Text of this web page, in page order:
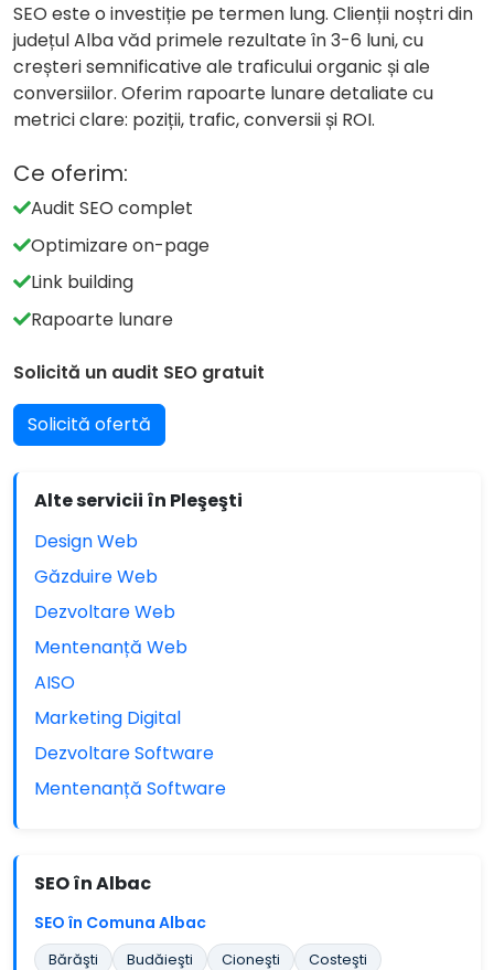
SEO este o investiție pe termen lung. Clienții noștri din
județul Alba văd primele rezultate în 3-6 luni, cu
creșteri semnificative ale traficului organic și ale
conversiilor. Oferim rapoarte lunare detaliate cu
metrici clare: poziții, trafic, conversii și ROI.
Ce oferim:
Audit SEO complet
Optimizare on-page
Link building
Rapoarte lunare
Solicită un audit SEO gratuit
Solicită ofertă
Alte servicii în Pleşeşti
Design Web
Găzduire Web
Dezvoltare Web
Mentenanță Web
AISO
Marketing Digital
Dezvoltare Software
Mentenanță Software
SEO în Albac
SEO în Comuna Albac
Bărăşti Budăieşti Cioneşti
Costeşti